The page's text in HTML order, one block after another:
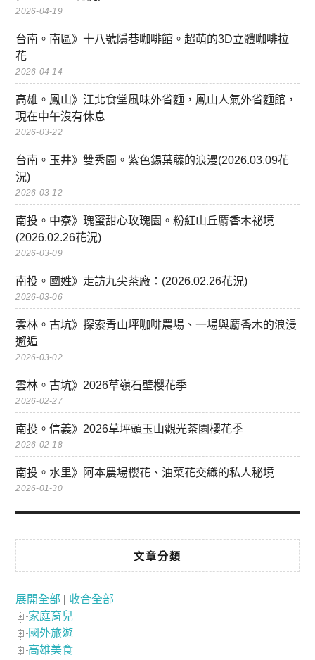
2026-04-19
台南。南區》十八號隱巷咖啡館。超萌的3D立體咖啡拉
花
2026-04-14
高雄。鳳山》江北食堂風味外省麵，鳳山人氣外省麵館，
現在中午沒有休息
2026-03-22
台南。玉井》雙秀園。紫色錫葉藤的浪漫(2026.03.09花
況)
2026-03-12
南投。中寮》瑰蜜甜心玫瑰園。粉紅山丘麝香木祕境
(2026.02.26花況)
2026-03-09
南投。國姓》走訪九尖茶廠：(2026.02.26花況)
2026-03-06
雲林。古坑》探索青山坪咖啡農場、一場與麝香木的浪漫
邂逅
2026-03-02
雲林。古坑》2026草嶺石壁櫻花季
2026-02-27
南投。信義》2026草坪頭玉山觀光茶園櫻花季
2026-02-18
南投。水里》阿本農場櫻花、油菜花交織的私人秘境
2026-01-30
文章分類
展開全部
收合全部
家庭育兒
國外旅遊
高雄美食